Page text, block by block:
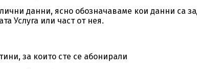
данни, ясно обозначаваме кои данни са
Услуга или част от нея.
за които сте се абонирали